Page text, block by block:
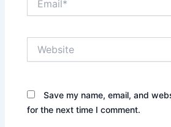
Save my name, email, and
for the next time I comment.